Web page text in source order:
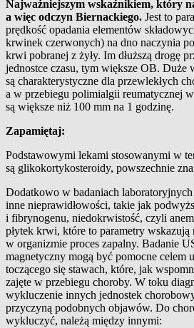
Najważniejszym wskaźnikiem, który
a więc odczyn Biernackiego. Jest to
prędkość opadania elementów
krwinek czerwonych) na dno naczynia
krwi pobranej z żyły. Im dłuższą drogę
jednostce czasu, tym większe OB. Duże
są charakterystyczne dla przewlekłych
a w przebiegu polimialgii reumatycznej
są większe niż 100 mm na 1 godzinę.
Zapamiętaj:
Podstawowymi lekami stosowanymi w
są glikokortykosteroidy, powszechnie
Dodatkowo w badaniach
inne nieprawidłowości, takie jak
i fibrynogenu, niedokrwistość, czyli
płytek krwi, które to parametry wskazują
w organizmie proces zapalny. Badanie
magnetyczny mogą być pomocne celem
toczącego się stawach, które, jak
zajęte w przebiegu choroby. W toku
wykluczenie innych jednostek
przyczyną podobnych objawów. Do
wykluczyć, należą między innymi: